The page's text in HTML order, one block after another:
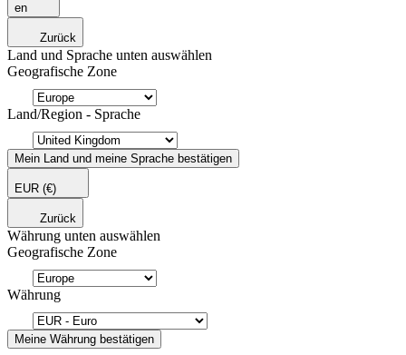
en
Zurück
Land und Sprache unten auswählen
Geografische Zone
Land/Region - Sprache
Mein Land und meine Sprache bestätigen
EUR (€)
Zurück
Währung unten auswählen
Geografische Zone
Währung
Meine Währung bestätigen